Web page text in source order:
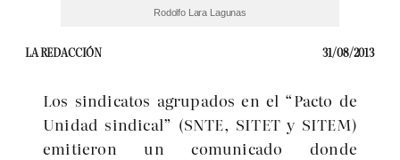
Rodolfo Lara Lagunas
LA REDACCIÓN 31/08/2013
Los sindicatos agrupados en el “Pacto de
Unidad sindical” (SNTE, SITET y SITEM)
emitieron un comunicado donde